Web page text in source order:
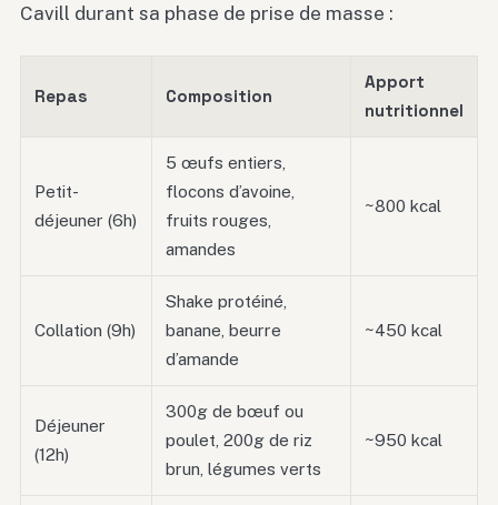
Cavill durant sa phase de prise de masse :
Repas Composition
Apport
nutritionnel
Petit-
déjeuner (6h)
5 œufs entiers,
flocons d’avoine,
fruits rouges,
amandes
~800 kcal
Collation (9h)
Shake protéiné,
banane, beurre
d’amande
~450 kcal
Déjeuner
(12h)
300g de bœuf ou
poulet, 200g de riz
brun, légumes verts
~950 kcal